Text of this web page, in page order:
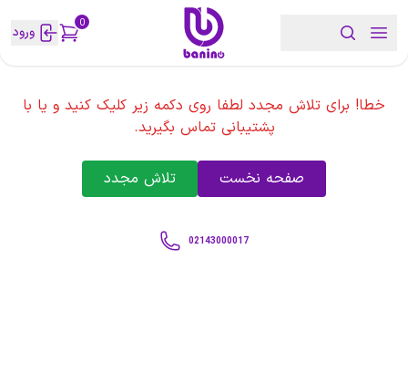
0 ورود
خطا! برای تلاش مجدد لطفا روی دکمه زیر کلیک کنید و یا با
پشتیبانی تماس بگیرید.
صفحه نخست تلاش مجدد
02143000017